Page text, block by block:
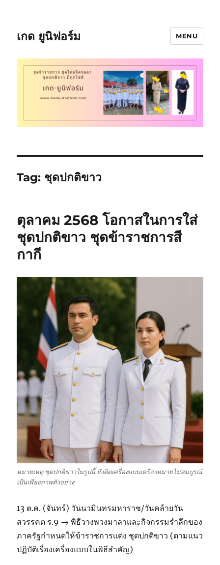
เกด ยูนิฟอร์ม MENU
Tag: ชุดปกติขาว
ตุลาคม 2568 โอกาสในการใส่
ชุดปกติขาว ชุดข้าราชการสี
กากี
หมายเหตุ ชุดปกติขาวในรูปนี้ ยังติดเครื่องแบบเครื่องหมายไม่สมบูรณ์
เป็นเพียงภาพตัวอย่าง
13 ต.ค. (จันทร์) วันนวมินทรมหาราช/วันคล้ายวัน
สวรรคต ร.9 → พิธีวางพวงมาลาและกิจกรรมรำลึกของ
ภาครัฐกำหนดให้ข้าราชการแต่ง ชุดปกติขาว (ตามแนว
ปฏิบัติเรื่องเครื่องแบบในพิธีสำคัญ)